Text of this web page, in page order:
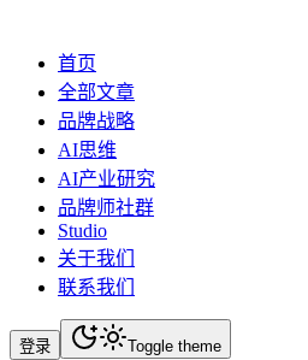
首页
全部文章
品牌战略
AI思维
AI产业研究
品牌师社群
Studio
关于我们
联系我们
登录 Toggle theme